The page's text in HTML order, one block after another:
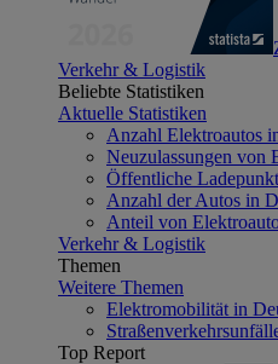
Verkehr & Logistik
Beliebte Statistiken
Aktuelle Statistiken
Anzahl Elektroautos
Neuzulassungen von
Öffentliche
Anzahl der Autos in
Anteil von
Verkehr & Logistik
Themen
Weitere Themen
Elektromobilität in
Top Report